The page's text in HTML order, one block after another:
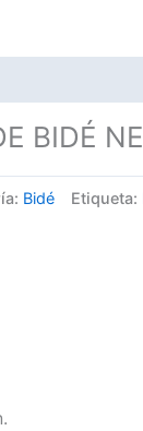
BIDÉ
Bidé Etiqueta: